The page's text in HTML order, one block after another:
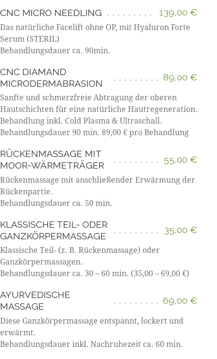
CNC MICRO NEEDLING 139,00 €
Das natürliche Facelift ohne OP, mit Hyaluron Forte
Serum (STERIL)
Behandlungsdauer ca. 90min.
CNC DIAMAND
MICRODERMABRASION
89,00 €
Sanfte und schmerzfreie Abtragung der oberen
Hautschichten für eine natürliche Hautregeneration.
Behandlung inkl. Cold Plasma & Ultraschall.
Behandlungsdauer 90 min. 89,00 € pro Behandlung
RÜCKENMASSAGE MIT
MOOR-WÄRMETRÄGER
55,00 €
Rückenmassage mit anschließender Erwärmung der
Rückenpartie.
Behandlungsdauer ca. 50 min.
KLASSISCHE TEIL- ODER
GANZKÖRPERMASSAGE
35,00 €
Klassische Teil- (z. B. Rückenmassage) oder
Ganzkörpermassagen.
Behandlungsdauer ca. 30 – 60 min. (35,00 – 69,00 €)
AYURVEDISCHE
MASSAGE
69,00 €
Diese Ganzkörpermassage entspannt, lockert und
erwärmt.
Behandlungsdauer inkl. Nachruhezeit ca. 60 min.